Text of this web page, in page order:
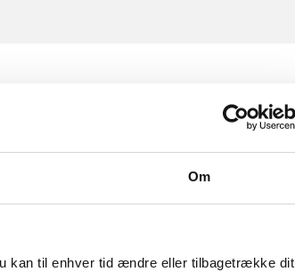
Om
kan til enhver tid ændre eller tilbagetrække dit